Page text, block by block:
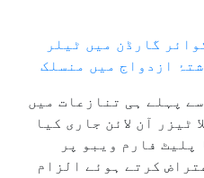
گارڈن میں ٹیلر
ازدواج میں منسلک
پہلے ہی تنازعات میں
ٹیزر آن لائن جاری کیا
پلیٹ فارم ویبو پر
کرتے ہوئے الزام